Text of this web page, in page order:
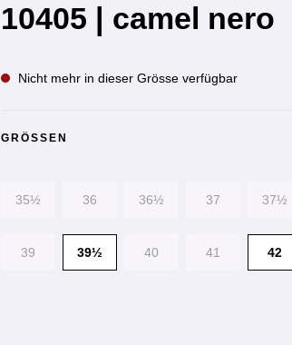
10405 | camel nero
Nicht mehr in dieser Grösse verfügbar
GRÖSSEN
35½ 36 36½ 37 37½
39 39½ 40 41 42